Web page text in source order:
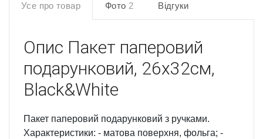
Усе про товар Фото 2 Відгуки
Опис Пакет паперовий
подарунковий, 26х32см,
Black&White
Пакет паперовий подарунковий з ручками.
Характеристики: - матова поверхня, фольга; -